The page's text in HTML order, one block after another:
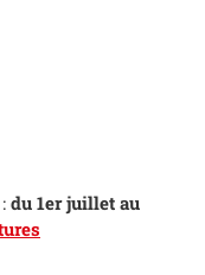
: du 1er juillet au